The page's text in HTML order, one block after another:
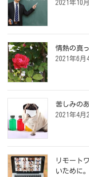
2021年10
情熱の真
2021年6月
苦しみの
2021年4月
リモート
いために。